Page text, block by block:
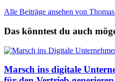
Alle Beiträge ansehen von
Das könntest du auch
Marsch ins digitale